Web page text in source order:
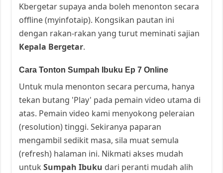
Kbergetar supaya anda boleh menonton secara
offline (myinfotaip). Kongsikan pautan ini
dengan rakan-rakan yang turut meminati sajian
Kepala Bergetar.
Cara Tonton Sumpah Ibuku Ep 7 Online
Untuk mula menonton secara percuma, hanya
tekan butang 'Play' pada pemain video utama di
atas. Pemain video kami menyokong peleraian
(resolution) tinggi. Sekiranya paparan
mengambil sedikit masa, sila muat semula
(refresh) halaman ini. Nikmati akses mudah
untukSumpah Ibuku dari peranti mudah alih